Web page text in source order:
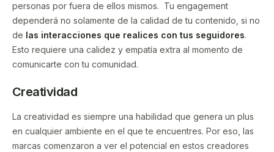
personas por fuera de ellos mismos. Tu engagement
dependerá no solamente de la calidad de tu contenido, si no
de las interacciones que realices con tus seguidores.
Esto requiere una calidez y empatía extra al momento de
comunicarte con tu comunidad.
Creatividad
La creatividad es siempre una habilidad que genera un plus
en cualquier ambiente en el que te encuentres. Por eso, las
marcas comenzaron a ver el potencial en estos creadores